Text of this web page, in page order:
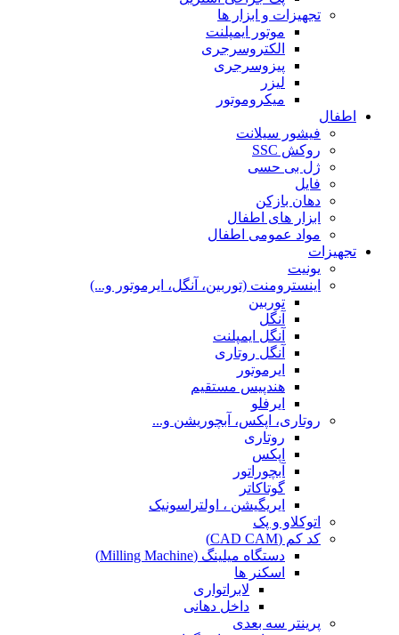
تجهیزات و ابزار ها
موتور ایمپلنت
الکتروسرجری
پیزوسرجری
لیزر
میکروموتور
اطفال
فیشور سیلانت
روکش SSC
ژل بی حسی
فایل
دهان بازکن
ابزار های اطفال
مواد عمومی اطفال
تجهیزات
یونیت
اینسترومنت (توربین، آنگل، ایرموتور و...)
توربین
آنگل
آنگل ایمپلنت
آنگل روتاری
ایرموتور
هندپیس مستقیم
ایرفلو
روتاری، اپکس، آبچوریشن و...
روتاری
اپکس
آبچوراتور
گوتاکاتر
ایریگیشن ، اولتراسونیک
اتوکلاو و پک
کد کم (CAD CAM)
دستگاه میلینگ (Milling Machine)
اسکنر ها
لابراتواری
داخل دهانی
پرینتر سه بعدی